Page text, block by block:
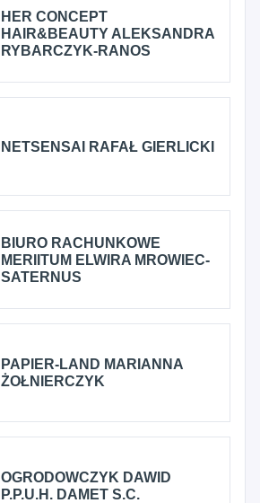
HER CONCEPT
HAIR&BEAUTY ALEKSANDRA
RYBARCZYK-RANOS
NETSENSAI RAFAŁ GIERLICKI
BIURO RACHUNKOWE
MERIITUM ELWIRA MROWIEC-
SATERNUS
PAPIER-LAND MARIANNA
ŻOŁNIERCZYK
OGRODOWCZYK DAWID
P.P.U.H. DAMET S.C.